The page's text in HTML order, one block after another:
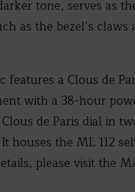
tone, serves as
as the bezel’s
features a Clous de
with a 38-hour
de Paris dial in
houses the ML 112
please visit the